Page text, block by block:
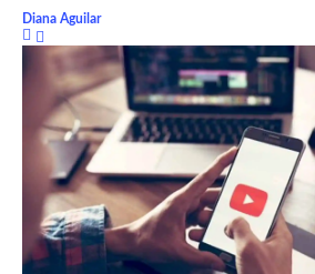
Diana Aguilar